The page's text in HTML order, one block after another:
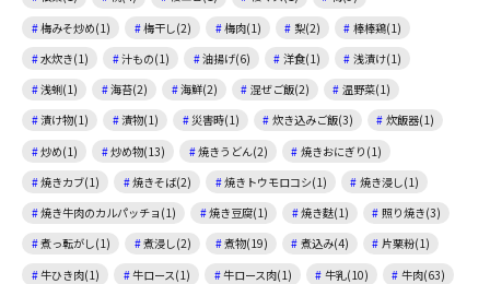
梅みそ炒め(1)
梅干し(2) 梅肉(1) 梨(2)
棒棒鶏(1)
水炊き(1)
汁もの(1) 油揚げ(6) 洋食(1)
浅漬け(1)
浅蜊(1)
海苔(2) 海鮮(2) 混ぜご飯(2)
温野菜(1)
漬け物(1)
漬物(1) 災害時(1) 炊き込みご飯(3)
炊飯器(1)
炒め(1)
炒め物(13) 焼きうどん(2)
焼きおにぎり(1)
焼きカブ(1)
焼きそば(2) 焼きトウモロコシ(1)
焼き浸し(1)
焼き牛肉のカルパッチョ(1)
焼き豆腐(1) 焼き麩(1)
照り焼き(3)
煮っ転がし(1)
煮浸し(2) 煮物(19) 煮込み(4)
片栗粉(1)
牛ひき肉(1)
牛ロース(1) 牛ロース肉(1) 牛乳(10)
牛肉(63)